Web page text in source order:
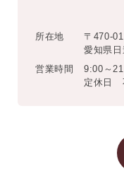
所在地
〒470-
愛知県
営業時間
9:00～
定休日